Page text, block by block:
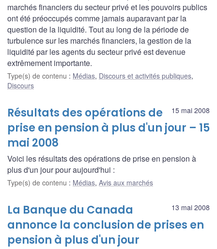
marchés financiers du secteur privé et les pouvoirs publics
ont été préoccupés comme jamais auparavant par la
question de la liquidité. Tout au long de la période de
turbulence sur les marchés financiers, la gestion de la
liquidité par les agents du secteur privé est devenue
extrêmement importante.
Type(s) de contenu : Médias, Discours et activités publiques,
Discours
15 mai 2008
Résultats des opérations de
prise en pension à plus d'un jour – 15
mai 2008
Voici les résultats des opérations de prise en pension à
plus d'un jour pour aujourd'hui :
Type(s) de contenu : Médias, Avis aux marchés
13 mai 2008
La Banque du Canada
annonce la conclusion de prises en
pension à plus d'un jour